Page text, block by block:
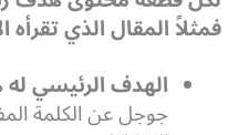
فمثلاً المقال الذي تقرأه
الهدف الرئيسي
جوجل عن الكلمة